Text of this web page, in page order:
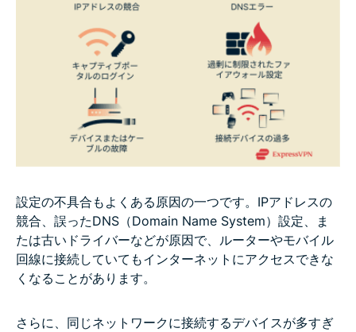
設定の不具合もよくある原因の一つです。IPアドレスの
競合、誤ったDNS（Domain Name System）設定、ま
たは古いドライバーなどが原因で、ルーターやモバイル
回線に接続していてもインターネットにアクセスできな
くなることがあります。
さらに、同じネットワークに接続するデバイスが多すぎ